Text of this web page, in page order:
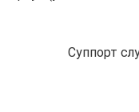
Суппорт